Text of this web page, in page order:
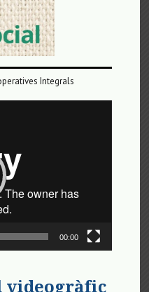
Integrals
00:00
videogràfic